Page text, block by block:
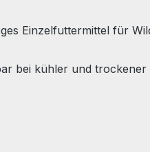
Einzelfuttermittel für
bei kühler und trockener